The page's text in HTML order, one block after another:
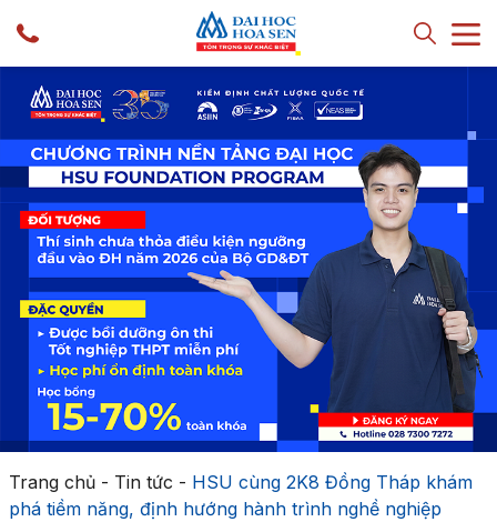
Trang chủ- Tin tức - HSU cùng 2K8 Đồng Tháp khám
phá tiềm năng, định hướng hành trình nghề nghiệp